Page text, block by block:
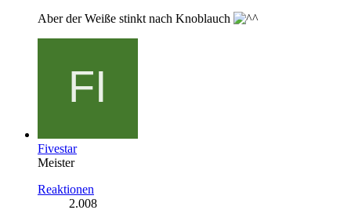
Aber der Weiße stinkt nach Knoblauch
Fivestar
Meister
Reaktionen
2.008